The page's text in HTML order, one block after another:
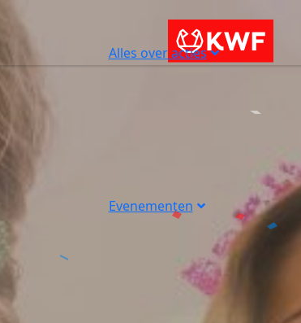
Alles over acties
Evenementen